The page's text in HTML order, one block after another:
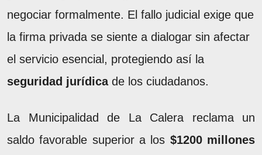
negociar formalmente. El fallo judicial exige que
la firma privada se siente a dialogar sin afectar
el servicio esencial, protegiendo así la
seguridad jurídicade los ciudadanos.
La Municipalidad de La Calera reclama un
saldo favorable superior a los $1200 millones